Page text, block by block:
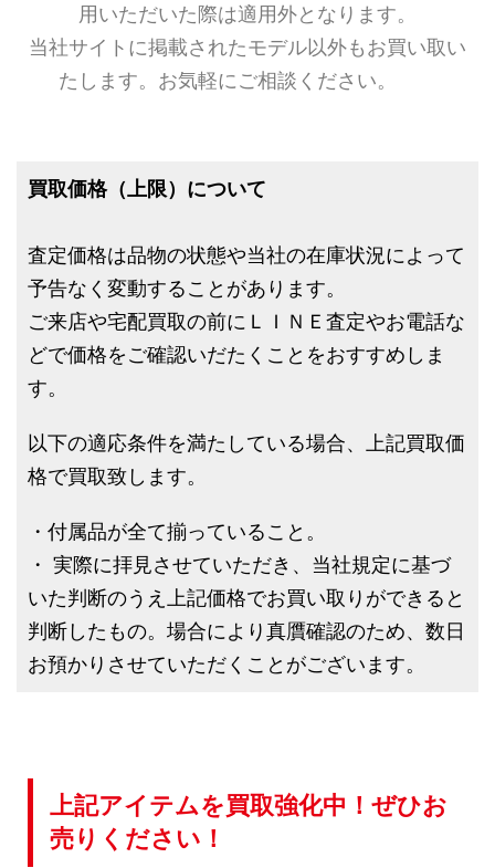
用いただいた際は適用外となります。
当社サイトに掲載されたモデル以外もお買い取い
たします。お気軽にご相談ください。
買取価格（上限）について
査定価格は品物の状態や当社の在庫状況によって
予告なく変動することがあります。
ご来店や宅配買取の前にＬＩＮＥ査定やお電話な
どで価格をご確認いだたくことをおすすめしま
す。
以下の適応条件を満たしている場合、上記買取価
格で買取致します。
・付属品が全て揃っていること。
・ 実際に拝見させていただき、当社規定に基づ
いた判断のうえ上記価格でお買い取りができると
判断したもの。場合により真贋確認のため、数日
お預かりさせていただくことがございます。
上記アイテムを買取強化中！ぜひお
売りください！